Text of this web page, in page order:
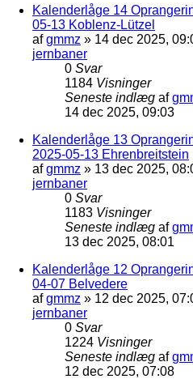
Kalenderlåge 14
05-13 Koblenz-Lützel
afgmmz » 14 dec 2025,
jernbaner
0 Svar
1184 Visninger
Seneste indlæg af
14 dec 2025, 09:03
Kalenderlåge 13
2025-05-13 Ehrenbreitstein
afgmmz » 13 dec 2025,
jernbaner
0 Svar
1183 Visninger
Seneste indlæg af
13 dec 2025, 08:01
Kalenderlåge 12
04-07 Belvedere
afgmmz » 12 dec 2025,
jernbaner
0 Svar
1224 Visninger
Seneste indlæg af
12 dec 2025, 07:08